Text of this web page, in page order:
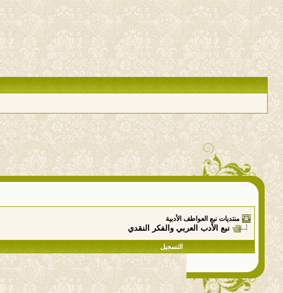
منتديات نبع العواطف الأدبية
نبع الأدب العربي والفكر النقدي
التسجيل